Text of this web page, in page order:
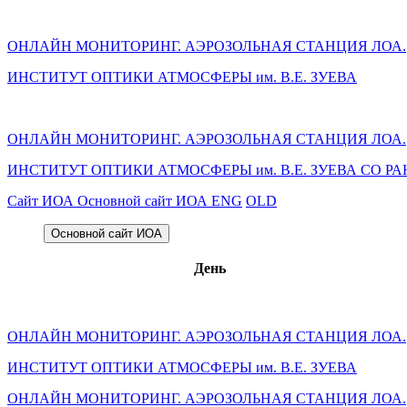
ОНЛАЙН МОНИТОРИНГ. АЭРОЗОЛЬНАЯ СТАНЦИЯ ЛОА.
ИНСТИТУТ ОПТИКИ АТМОСФЕРЫ им. В.Е. ЗУЕВА
ОНЛАЙН МОНИТОРИНГ. АЭРОЗОЛЬНАЯ СТАНЦИЯ ЛОА.
ИНСТИТУТ ОПТИКИ АТМОСФЕРЫ им. В.Е. ЗУЕВА СО
Cайт ИОА Основной сайт ИОА ENG OLD
Основной сайт ИОА
День
ОНЛАЙН МОНИТОРИНГ. АЭРОЗОЛЬНАЯ СТАНЦИЯ ЛОА.
ИНСТИТУТ ОПТИКИ АТМОСФЕРЫ им. В.Е. ЗУЕВА
ОНЛАЙН МОНИТОРИНГ. АЭРОЗОЛЬНАЯ СТАНЦИЯ ЛОА.